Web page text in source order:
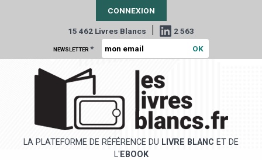
CONNEXION
15 462 Livres Blancs | 2 563
NEWSLETTER *
LA PLATEFORME DE RÉFÉRENCE DU LIVRE BLANC ET DE
L' EBOOK